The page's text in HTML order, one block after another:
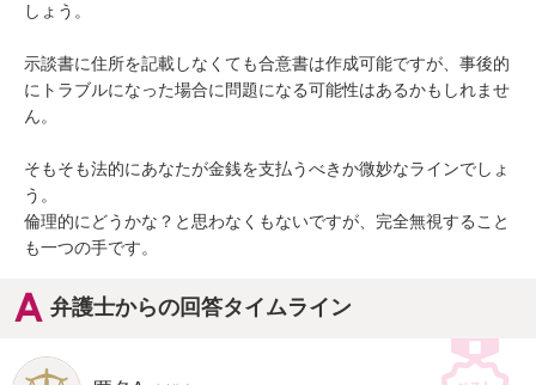
しょう。
示談書に住所を記載しなくても合意書は作成可能ですが、事後的
にトラブルになった場合に問題になる可能性はあるかもしれませ
ん。
そもそも法的にあなたが金銭を支払うべきか微妙なラインでしょ
う。
倫理的にどうかな？と思わなくもないですが、完全無視すること
も一つの手です。
弁護士からの回答タイムライン